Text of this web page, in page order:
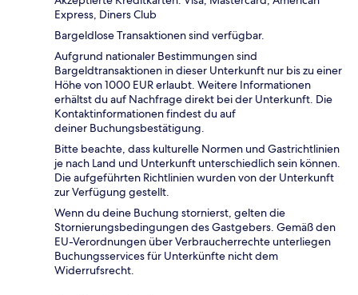
Express, Diners Club
Bargeldlose Transaktionen sind verfügbar.
Aufgrund nationaler Bestimmungen sind
Bargeldtransaktionen in dieser Unterkunft nur bis zu einer
Höhe von 1000 EUR erlaubt. Weitere Informationen
erhältst du auf Nachfrage direkt bei der Unterkunft. Die
Kontaktinformationen findest du auf
deiner Buchungsbestätigung.
Bitte beachte, dass kulturelle Normen und Gastrichtlinien
je nach Land und Unterkunft unterschiedlich sein können.
Die aufgeführten Richtlinien wurden von der Unterkunft
zur Verfügung gestellt.
Wenn du deine Buchung stornierst, gelten die
Stornierungsbedingungen des Gastgebers. Gemäß den
EU-Verordnungen über Verbraucherrechte unterliegen
Buchungsservices für Unterkünfte nicht dem
Widerrufsrecht.